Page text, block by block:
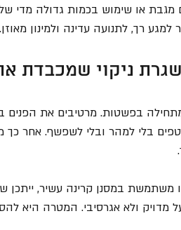
או שימוש בכמות גדולה מדי
רך, לתנועה עדינה ולמינון
ניקוי שמכבדת
בפשטות. מרטיבים את הפנים
בלי למהר ובלי לשפשף. אחר כך
במסנן קרינה עשיר, ייתכן
מדויק ולא אגרסיבי. המטרה היא